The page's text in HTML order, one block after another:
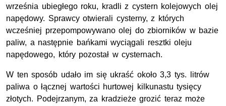
września ubiegłego roku, kradli z cystern kolejowych olej
napędowy. Sprawcy otwierali cysterny, z których
wcześniej przepompowywano olej do zbiorników w bazie
paliw, a następnie bańkami wyciągali resztki oleju
napędowego, który pozostał w cysternach.
W ten sposób udało im się ukraść około 3,3 tys. litrów
paliwa o łącznej wartości hurtowej kilkunastu tysięcy
złotych. Podejrzanym, za kradzieże grozić teraz może